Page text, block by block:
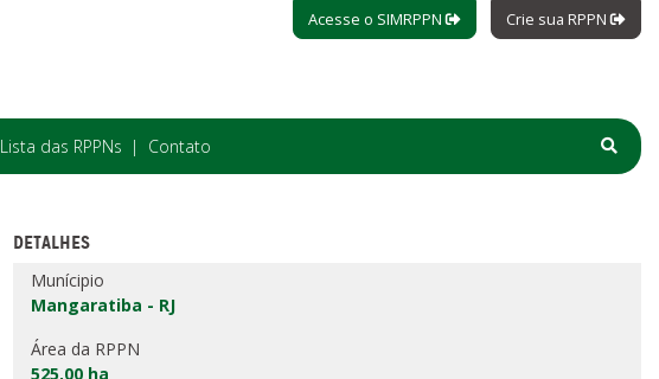
Acesse o SIMRPPN Crie sua RPPN
Lista das RPPNs Contato
DETALHES
Munícipio
Mangaratiba - RJ
Área da RPPN
525,00 ha